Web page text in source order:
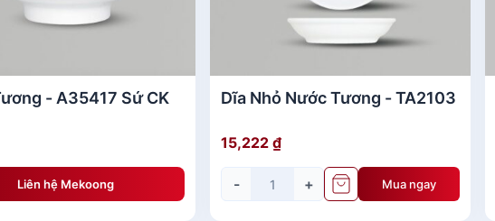
- A35417 Sứ CK
Liên hệ Mekoong
Dĩa Nhỏ Nước Tương - TA2103
15,222 ₫
- + Mua ngay